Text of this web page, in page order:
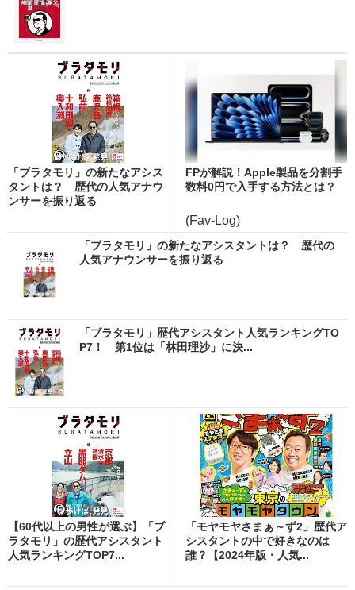
「ブラタモリ」の新たなアシス
タントは？ 歴代の人気アナウ
ンサーを振り返る
FPが解説！Apple製品を分割手
数料0円で入手する方法とは？
(Fav-Log)
「ブラタモリ」の新たなアシスタントは？ 歴代の
人気アナウンサーを振り返る
「ブラタモリ」歴代アシスタント人気ランキングTO
P7！ 第1位は「林田理沙」に決...
【60代以上の男性が選ぶ】「ブ
ラタモリ」の歴代アシスタント
人気ランキングTOP7...
「モヤモヤさまぁ～ず2」歴代ア
シスタントの中で好きなのは
誰？【2024年版・人気...